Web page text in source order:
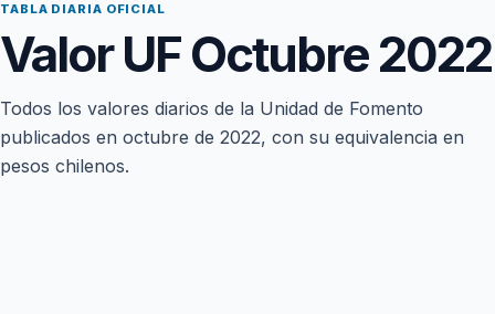
TABLA DIARIA OFICIAL
Valor UF Octubre 2022
Todos los valores diarios de la Unidad de Fomento
publicados en octubre de 2022, con su equivalencia en
pesos chilenos.